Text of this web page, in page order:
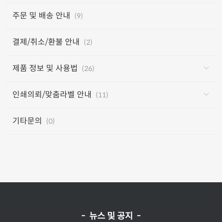
주문 및 배송 안내 (9)
결제/취소/환불 안내 (2)
제품 정보 및 사용법 (26)
인쇄의뢰/맞춤라벨 안내 (11)
기타문의 (0)
- 뉴스 및 공지 -